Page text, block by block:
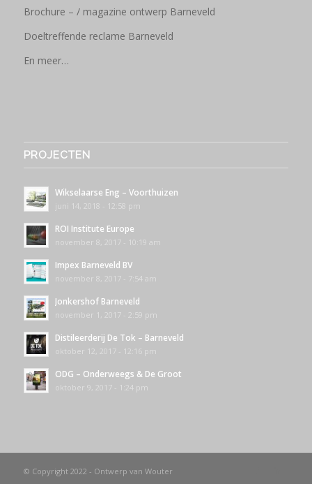
Brochure – / magazine ontwerp Barneveld
Doeltreffende reclame Barneveld
En meer…
PROJECTEN
Wikselaarse Eng – Voorthuizen
juni 14, 2018 - 12:58 pm
ROI Institute Europe
november 8, 2017 - 10:19 am
Impex Barneveld BV
november 8, 2017 - 7:54 am
Jonkershof Barneveld
november 1, 2017 - 2:59 pm
Distileerderij De Tok – Barneveld
oktober 12, 2017 - 12:16 pm
ODG – Onderweegs & De Groot
oktober 9, 2017 - 1:24 pm
© Copyright 2022 - Ontwerp van Wouter